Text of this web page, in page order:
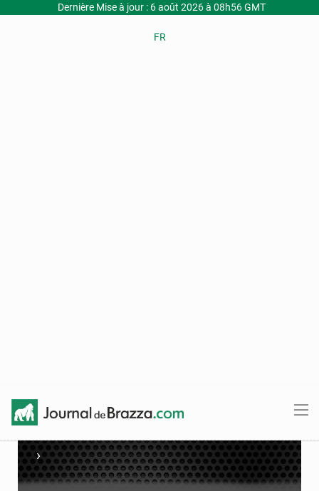
Dernière Mise à jour : 6 août 2026 à 08h56 GMT
FR
›